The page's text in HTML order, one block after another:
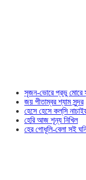
সৃজন-ভোরে প্রভু মোরে
জয় পীতাম্বর শ্যাম সুন্দর
হেসে হেসে কল্‌সি
হেরি আজ শূন্য নিখিল
হের গোধূলি-বেলা সই